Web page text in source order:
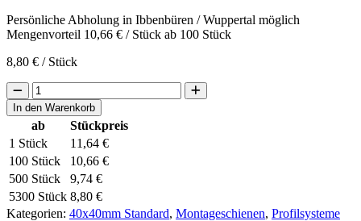
Persönliche Abholung in Ibbenbüren / Wuppertal möglich
Mengenvorteil 10,66 € / Stück ab 100 Stück
8,80 € / Stück
40x40
ALU
Montageprofil
Montageschiene
in
1,20
m
schwarz
Menge
In den Warenkorb
ab
Stückpreis
1 Stück
11,64 €
100 Stück
10,66 €
500 Stück
9,74 €
5300 Stück 8,80 €
Kategorien: 40x40mm Standard, Montageschienen, Profilsysteme